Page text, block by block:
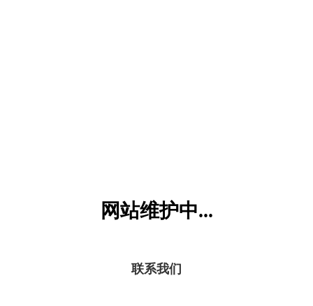
网站维护中...
联系我们